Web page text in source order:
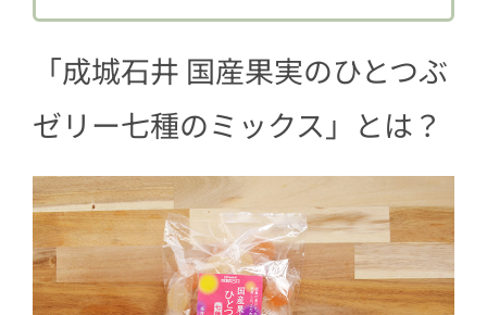
2.4トマト
りんご
2.7ラ・フランス
「成城石井 国産果実のひとつぶ
ゼリー七種のミックス」とは？